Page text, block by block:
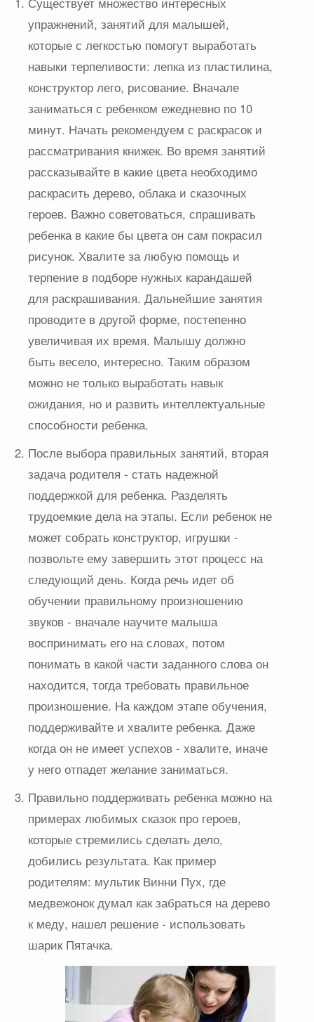
упражнений, занятий для малышей,
которые с легкостью помогут выработать
навыки терпеливости: лепка из пластилина,
конструктор лего, рисование. Вначале
заниматься с ребенком ежедневно по 10
минут. Начать рекомендуем с раскрасок и
рассматривания книжек. Во время занятий
рассказывайте в какие цвета необходимо
раскрасить дерево, облака и сказочных
героев. Важно советоваться, спрашивать
ребенка в какие бы цвета он сам покрасил
рисунок. Хвалите за любую помощь и
терпение в подборе нужных карандашей
для раскрашивания. Дальнейшие занятия
проводите в другой форме, постепенно
увеличивая их время. Малышу должно
быть весело, интересно. Таким образом
можно не только выработать навык
ожидания, но и развить интеллектуальные
способности ребенка.
После выбора правильных занятий, вторая
задача родителя - стать надежной
поддержкой для ребенка. Разделять
трудоемкие дела на этапы. Если ребенок не
может собрать конструктор, игрушки -
позвольте ему завершить этот процесс на
следующий день. Когда речь идет об
обучении правильному произношению
звуков - вначале научите малыша
воспринимать его на словах, потом
понимать в какой части заданного слова он
находится, тогда требовать правильное
произношение. На каждом этапе обучения,
поддерживайте и хвалите ребенка. Даже
когда он не имеет успехов - хвалите, иначе
у него отпадет желание заниматься.
Правильно поддерживать ребенка можно на
примерах любимых сказок про героев,
которые стремились сделать дело,
добились результата. Как пример
родителям: мультик Винни Пух, где
медвежонок думал как забраться на дерево
к меду, нашел решение - использовать
шарик Пятачка.